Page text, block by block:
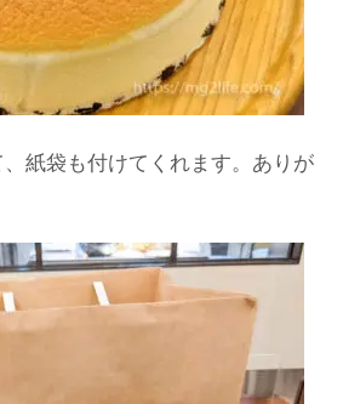
紙袋も付けてくれます。ありが